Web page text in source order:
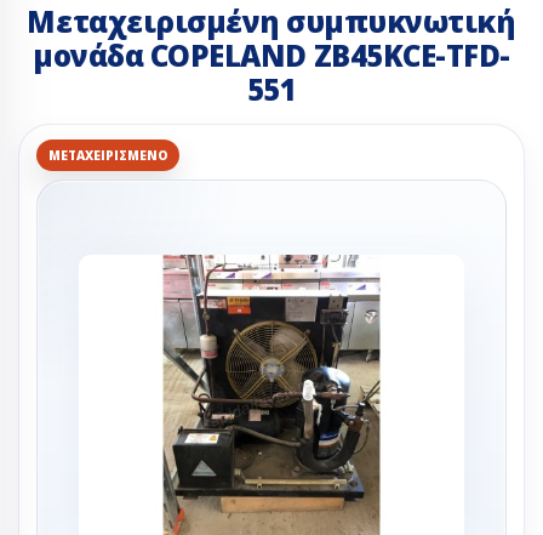
Μεταχειρισμένη συμπυκνωτική
μονάδα COPELAND ZB45KCE-TFD-
551
ΜΕΤΑΧΕΙΡΙΣΜΈΝΟ